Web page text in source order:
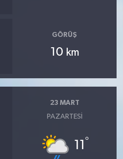
GÖRÜŞ
10 km
23 MART
PAZARTESI
11 °